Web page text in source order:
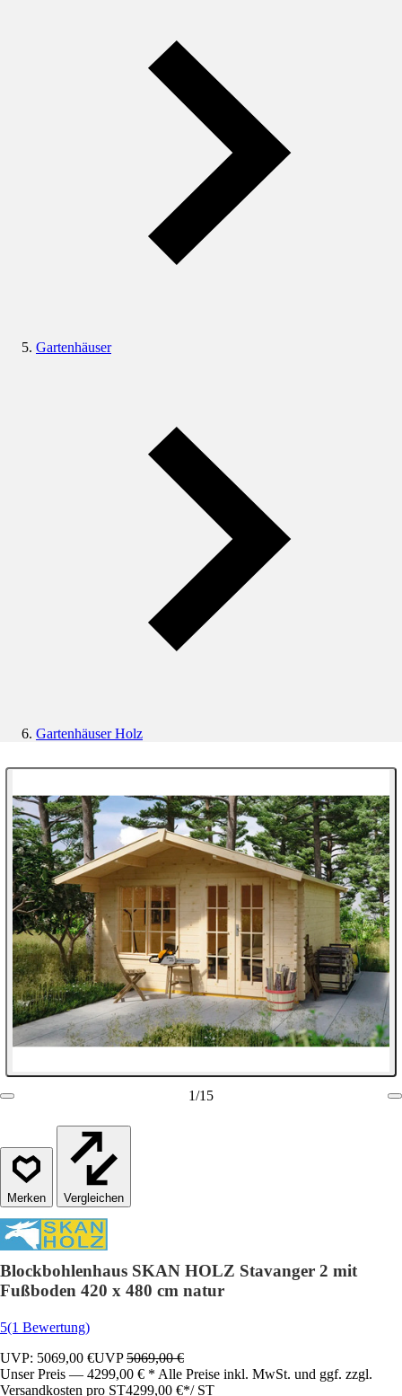
Gartenhäuser
Gartenhäuser Holz
1/15
Vergleichen
Blockbohlenhaus SKAN HOLZ Stavanger 2 mit
Fußboden 420 x 480 cm natur
5(1 Bewertung)
UVP: 5069,00 €UVP5069,00 €
Unser Preis — 4299,00 € * Alle Preise inkl. MwSt. und ggf. zzgl.
Versandkosten pro ST4299,00 €*/ ST